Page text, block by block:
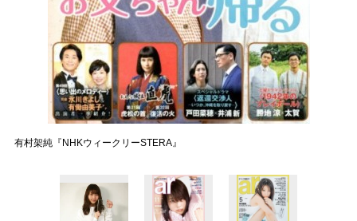
有村架純『NHKウィークリーSTERA』